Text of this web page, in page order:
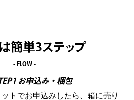
簡単3ステップ
- FLOW -
お申込み・梱包
ットでお申込みしたら、箱に売り